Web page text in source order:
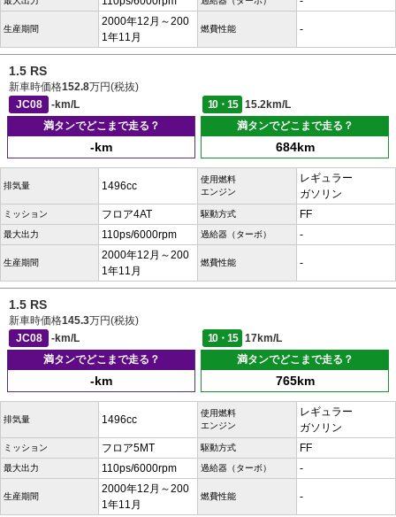
生産期間
2000年12月～200
1年11月
燃費性能 -
1.5 RS
新車時価格152.8万円(税抜)
JC08
-km/L 10・15
15.2km/L
満タンでどこまで走る？
-km
満タンでどこまで走る？
684km
排気量 1496cc
使用燃料
エンジン
レギュラー
ガソリン
ミッション フロア4AT 駆動方式 FF
最大出力 110ps/6000rpm 過給器（ターボ） -
生産期間
2000年12月～200
1年11月
燃費性能 -
1.5 RS
新車時価格145.3万円(税抜)
JC08
-km/L 10・15
17km/L
満タンでどこまで走る？
-km
満タンでどこまで走る？
765km
排気量 1496cc
使用燃料
エンジン
レギュラー
ガソリン
ミッション フロア5MT 駆動方式 FF
最大出力 110ps/6000rpm 過給器（ターボ） -
生産期間
2000年12月～200
1年11月
燃費性能 -